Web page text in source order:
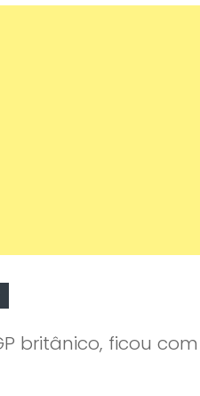
britânico, ficou